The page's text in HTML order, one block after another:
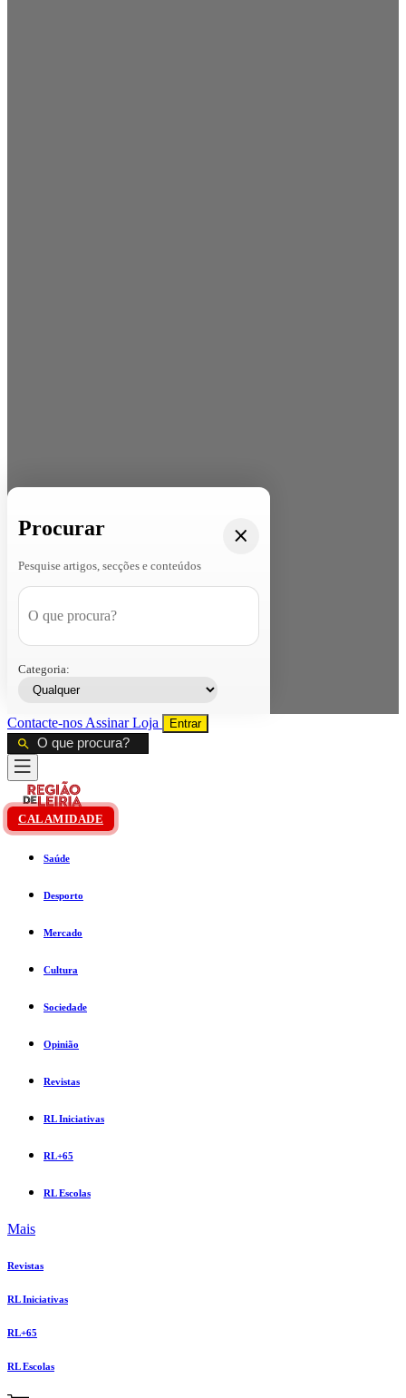
Procurar
Pesquise artigos, secções e conteúdos
Categoria:
Contacte-nos AssinarLoja Entrar
CALAMIDADE
Saúde
Desporto
Mercado
Cultura
Sociedade
Opinião
Revistas
RL Iniciativas
RL+65
RL Escolas
Mais
Revistas
RL Iniciativas
RL+65
RL Escolas